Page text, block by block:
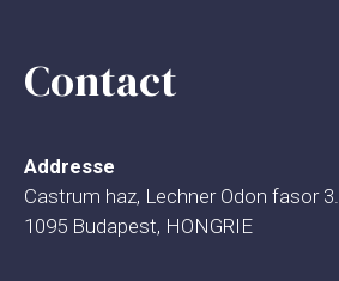
Contact
Addresse
Castrum haz, Lechner Odon fasor 3.
1095 Budapest, HONGRIE